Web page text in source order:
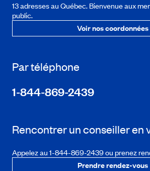
13 adresses au Québec. Bienvenue aux
public.
Voir nos coordonnées
Par téléphone
1-844-869-2439
Rencontrer un conseiller en
Appelez au 1-844-869-2439 ou prenez
Prendre rendez-vous